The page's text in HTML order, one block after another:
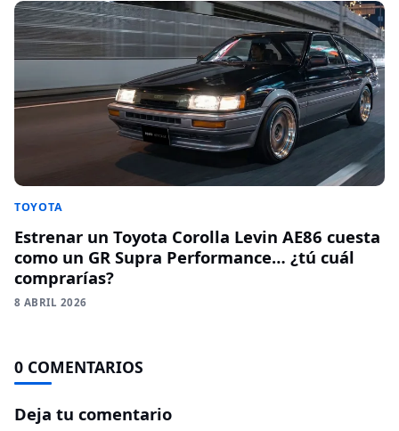
TOYOTA
Estrenar un Toyota Corolla Levin AE86 cuesta
como un GR Supra Performance… ¿tú cuál
comprarías?
8 ABRIL 2026
0 COMENTARIOS
Deja tu comentario